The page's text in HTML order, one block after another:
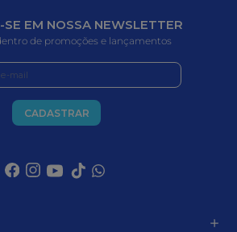
SE EM NOSSA NEWSLETTER
de promoções e lançamentos
CADASTRAR